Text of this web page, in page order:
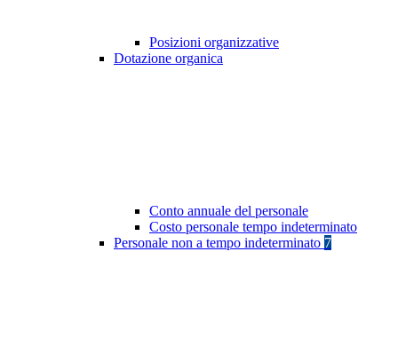
Posizioni organizzative
Dotazione organica
Conto annuale del personale
Costo personale tempo indeterminato
Personale non a tempo indeterminato 7